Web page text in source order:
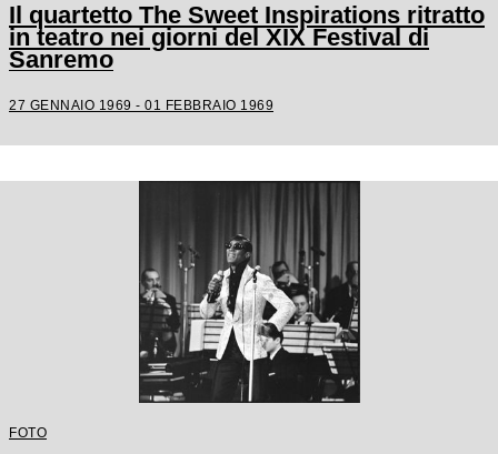
Il quartetto The Sweet Inspirations ritratto
in teatro nei giorni del XIX Festival di
Sanremo
27 GENNAIO 1969 - 01 FEBBRAIO 1969
FOTO